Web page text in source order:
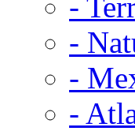
-
-
-